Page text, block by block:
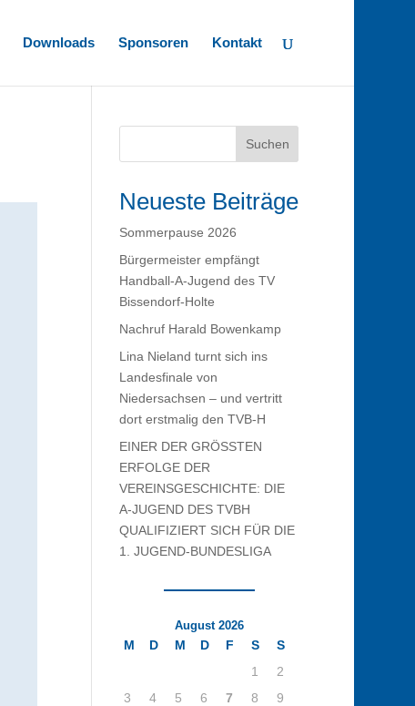
Downloads Sponsoren Kontakt
Suchen
Neueste Beiträge
Sommerpause 2026
Bürgermeister empfängt
Handball-A-Jugend des TV
Bissendorf-Holte
Nachruf Harald Bowenkamp
Lina Nieland turnt sich ins
Landesfinale von
Niedersachsen – und vertritt
dort erstmalig den TVB-H
EINER DER GRÖSSTEN
ERFOLGE DER
VEREINSGESCHICHTE: DIE
A-JUGEND DES TVBH
QUALIFIZIERT SICH FÜR DIE
1. JUGEND-BUNDESLIGA
August 2026
M D M D F S
S
1
2
3
4 5 6 7 8
9